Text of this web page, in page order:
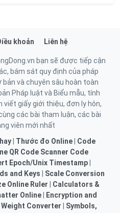
khoản Liên hệ
bạn sẽ được tiếp cận
bám sát quy định của pháp
và chuyên sâu hoàn toàn
Pháp luật và Biểu mẫu, tính
viết giấy giới thiệu, đơn ly hôn,
các bài tham luận, các bài
viên mới nhất
Thước đo Online
Code
QR Code Scanner Code
Epoch/Unix Timestamp
and Keys
Scale Conversion
Online Ruler
Calculators &
Online|
Encryption and
Weight Converter
Symbols,